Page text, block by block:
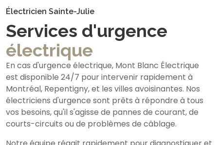
Électricien Sainte-Julie
Services d'urgence
électrique
En cas d'urgence électrique, Mont Blanc Électrique
est disponible 24/7 pour intervenir rapidement à
Montréal, Repentigny, et les villes avoisinantes. Nos
électriciens d'urgence sont prêts à répondre à tous
vos besoins, qu'il s'agisse de pannes de courant, de
courts-circuits ou de problèmes de câblage.